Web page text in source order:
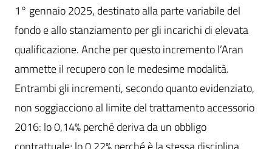
1° gennaio 2025, destinato alla parte variabile del
fondo e allo stanziamento per gli incarichi di elevata
qualificazione. Anche per questo incremento l’Aran
ammette il recupero con le medesime modalità.
Entrambi gli incrementi, secondo quanto evidenziato,
non soggiacciono al limite del trattamento accessorio
2016: lo 0,14% perché deriva da un obbligo